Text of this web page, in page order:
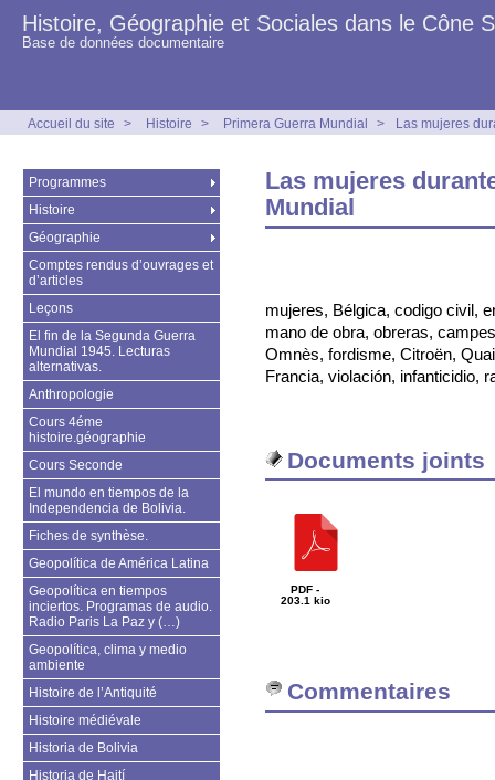
Histoire, Géographie et Sociales dans le Cône
Base de données documentaire
Accueil du site > Histoire > Primera Guerra Mundial > Las mujeres
Las mujeres
Mundial
mujeres, Bélgica, codigo civil,
mano de obra, obreras,
Omnès, fordisme, Citroën,
Francia, violación, infanticidio,
Documents joints
PDF -
203.1 kio
Commentaires
Programmes
Histoire
Géographie
Comptes rendus d’ouvrages et
d’articles
Leçons
El fin de la Segunda Guerra
Mundial 1945. Lecturas
alternativas.
Anthropologie
Cours 4éme
histoire.géographie
Cours Seconde
El mundo en tiempos de la
Independencia de Bolivia.
Fiches de synthèse.
Geopolítica de América Latina
Geopolítica en tiempos
inciertos. Programas de audio.
Radio Paris La Paz y (…)
Geopolítica, clima y medio
ambiente
Histoire de l’Antiquité
Histoire médiévale
Historia de Bolivia
Historia de Haití